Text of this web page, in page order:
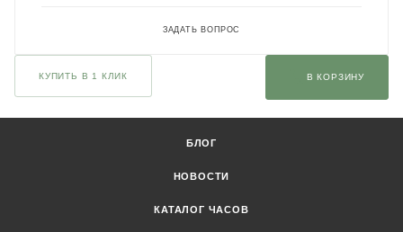
ЗАДАТЬ ВОПРОС
КУПИТЬ В 1 КЛИК В КОРЗИНУ
БЛОГ
НОВОСТИ
КАТАЛОГ ЧАСОВ